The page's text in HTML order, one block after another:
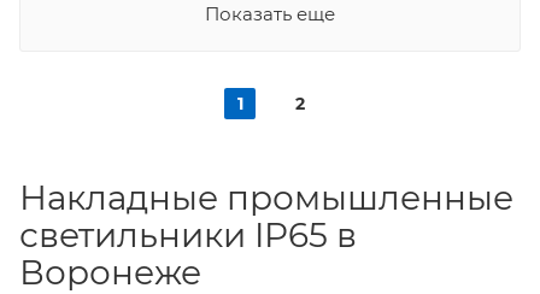
Показать еще
1 2
Накладные промышленные
светильники IP65 в
Воронеже